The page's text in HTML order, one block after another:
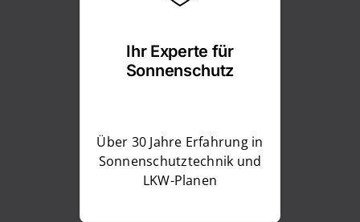
Ihr Experte für
Sonnenschutz
Über 30 Jahre Erfahrung in
Sonnenschutztechnik und
LKW-Planen